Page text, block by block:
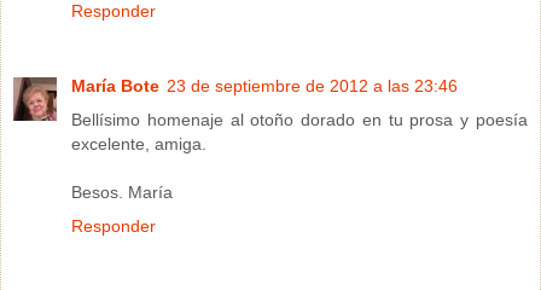
Responder
María Bote 23 de septiembre de 2012 a las 23:46
Bellísimo homenaje al otoño dorado en tu prosa y poesía
excelente, amiga.
Besos. María
Responder